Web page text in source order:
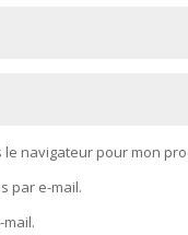
navigateur pour mon
par e-mail.